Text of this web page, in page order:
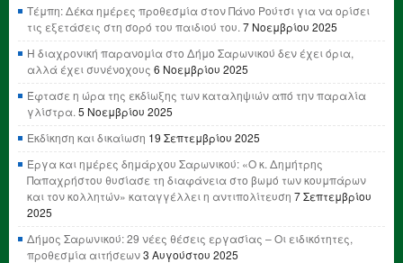
Τέμπη: Δέκα ημέρες προθεσμία στον Πάνο Ρούτσι για να ορίσει
τις εξετάσεις στη σορό του παιδιού του. 7 Νοεμβρίου 2025
Η διαχρονική παρανομία στο Δήμο Σαρωνικού δεν έχει όρια,
αλλά έχει συνένοχους 6 Νοεμβρίου 2025
Έφτασε η ώρα της εκδίωξης των καταληψιών από την παραλία
γλίστρα. 5 Νοεμβρίου 2025
Εκδίκηση και δικαίωση 19 Σεπτεμβρίου 2025
Έργα και ημέρες δημάρχου Σαρωνικού: «Ο κ. Δημήτρης
Παπαχρήστου θυσίασε τη διαφάνεια στο βωμό των κουμπάρων
και τον κολλητών» καταγγέλλει η αντιπολίτευση 7 Σεπτεμβρίου
2025
Δήμος Σαρωνικού: 29 νέες θέσεις εργασίας – Οι ειδικότητες,
προθεσμία αιτήσεων3 Αυγούστου 2025